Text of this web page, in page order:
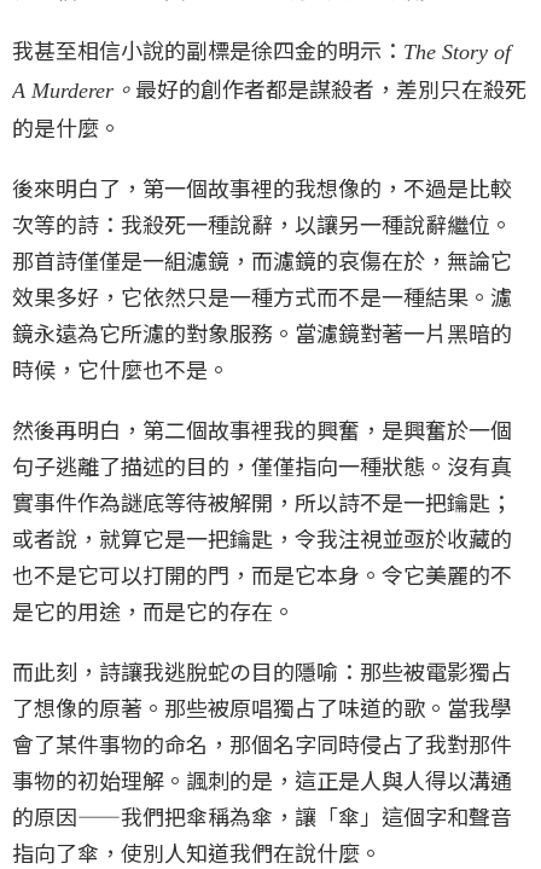
我甚至相信小說的副標是徐四金的明示： The Story of
A Murderer。 最好的創作者都是謀殺者，差別只在殺死
的是什麼。
後來明白了，第一個故事裡的我想像的，不過是比較
次等的詩：我殺死一種說辭，以讓另一種說辭繼位。
那首詩僅僅是一組濾鏡，而濾鏡的哀傷在於，無論它
效果多好，它依然只是一種方式而不是一種結果。濾
鏡永遠為它所濾的對象服務。當濾鏡對著一片黑暗的
時候，它什麼也不是。
然後再明白，第二個故事裡我的興奮，是興奮於一個
句子逃離了描述的目的，僅僅指向一種狀態。沒有真
實事件作為謎底等待被解開，所以詩不是一把鑰匙；
或者說，就算它是一把鑰匙，令我注視並亟於收藏的
也不是它可以打開的門，而是它本身。令它美麗的不
是它的用途，而是它的存在。
而此刻，詩讓我逃脫蛇の目的隱喻：那些被電影獨占
了想像的原著。那些被原唱獨占了味道的歌。當我學
會了某件事物的命名，那個名字同時侵占了我對那件
事物的初始理解。諷刺的是，這正是人與人得以溝通
的原因——我們把傘稱為傘，讓「傘」這個字和聲音
指向了傘，使別人知道我們在說什麼。